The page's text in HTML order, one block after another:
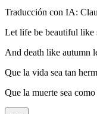
Traducción con IA:
Let life be beautiful like
And death like autumn
Que la vida sea tan
Que la muerte sea